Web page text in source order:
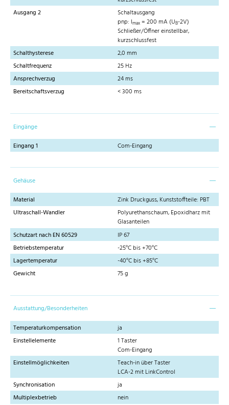
Ausgang 2
Schaltausgang
pnp: Imax = 200 mA (UB-2V)
Schließer/Öffner einstellbar,
kurzschlussfest
Schalthysterese
2,0 mm
Schaltfrequenz
25 Hz
Ansprechverzug
24 ms
Bereitschaftsverzug
< 300 ms
Eingänge
Eingang 1
Com-Eingang
Gehäuse
Material
Zink Druckguss, Kunststoffteile: PBT
Ultraschall-Wandler
Polyurethanschaum, Epoxidharz mit
Glasanteilen
Schutzart nach EN 60529
IP 67
Betriebstemperatur
-25°C bis +70°C
Lagertemperatur
-40°C bis +85°C
Gewicht
75 g
Ausstattung/Besonderheiten
Temperaturkompensation
ja
Einstellelemente
1 Taster
Com-Eingang
Einstellmöglichkeiten
Teach-in über Taster
LCA-2 mit LinkControl
Synchronisation
ja
Multiplexbetrieb
nein